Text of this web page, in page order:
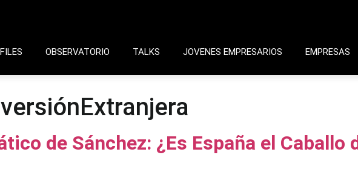
OBSERVATORIO TALKS JOVENES EMPRESARIOS EMPRESAS
de Sánchez: ¿Es España el Caballo